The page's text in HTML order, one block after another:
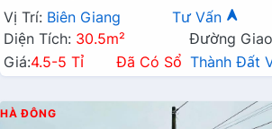
Đang Mở Rộng
Vị Trí: Biên Giang Tư Vấn
Diện Tích: 30.5m²
Đường
Giá:4.5-5 Tỉ Đã Có Sổ Thành Đất
HÀ ĐÔNG